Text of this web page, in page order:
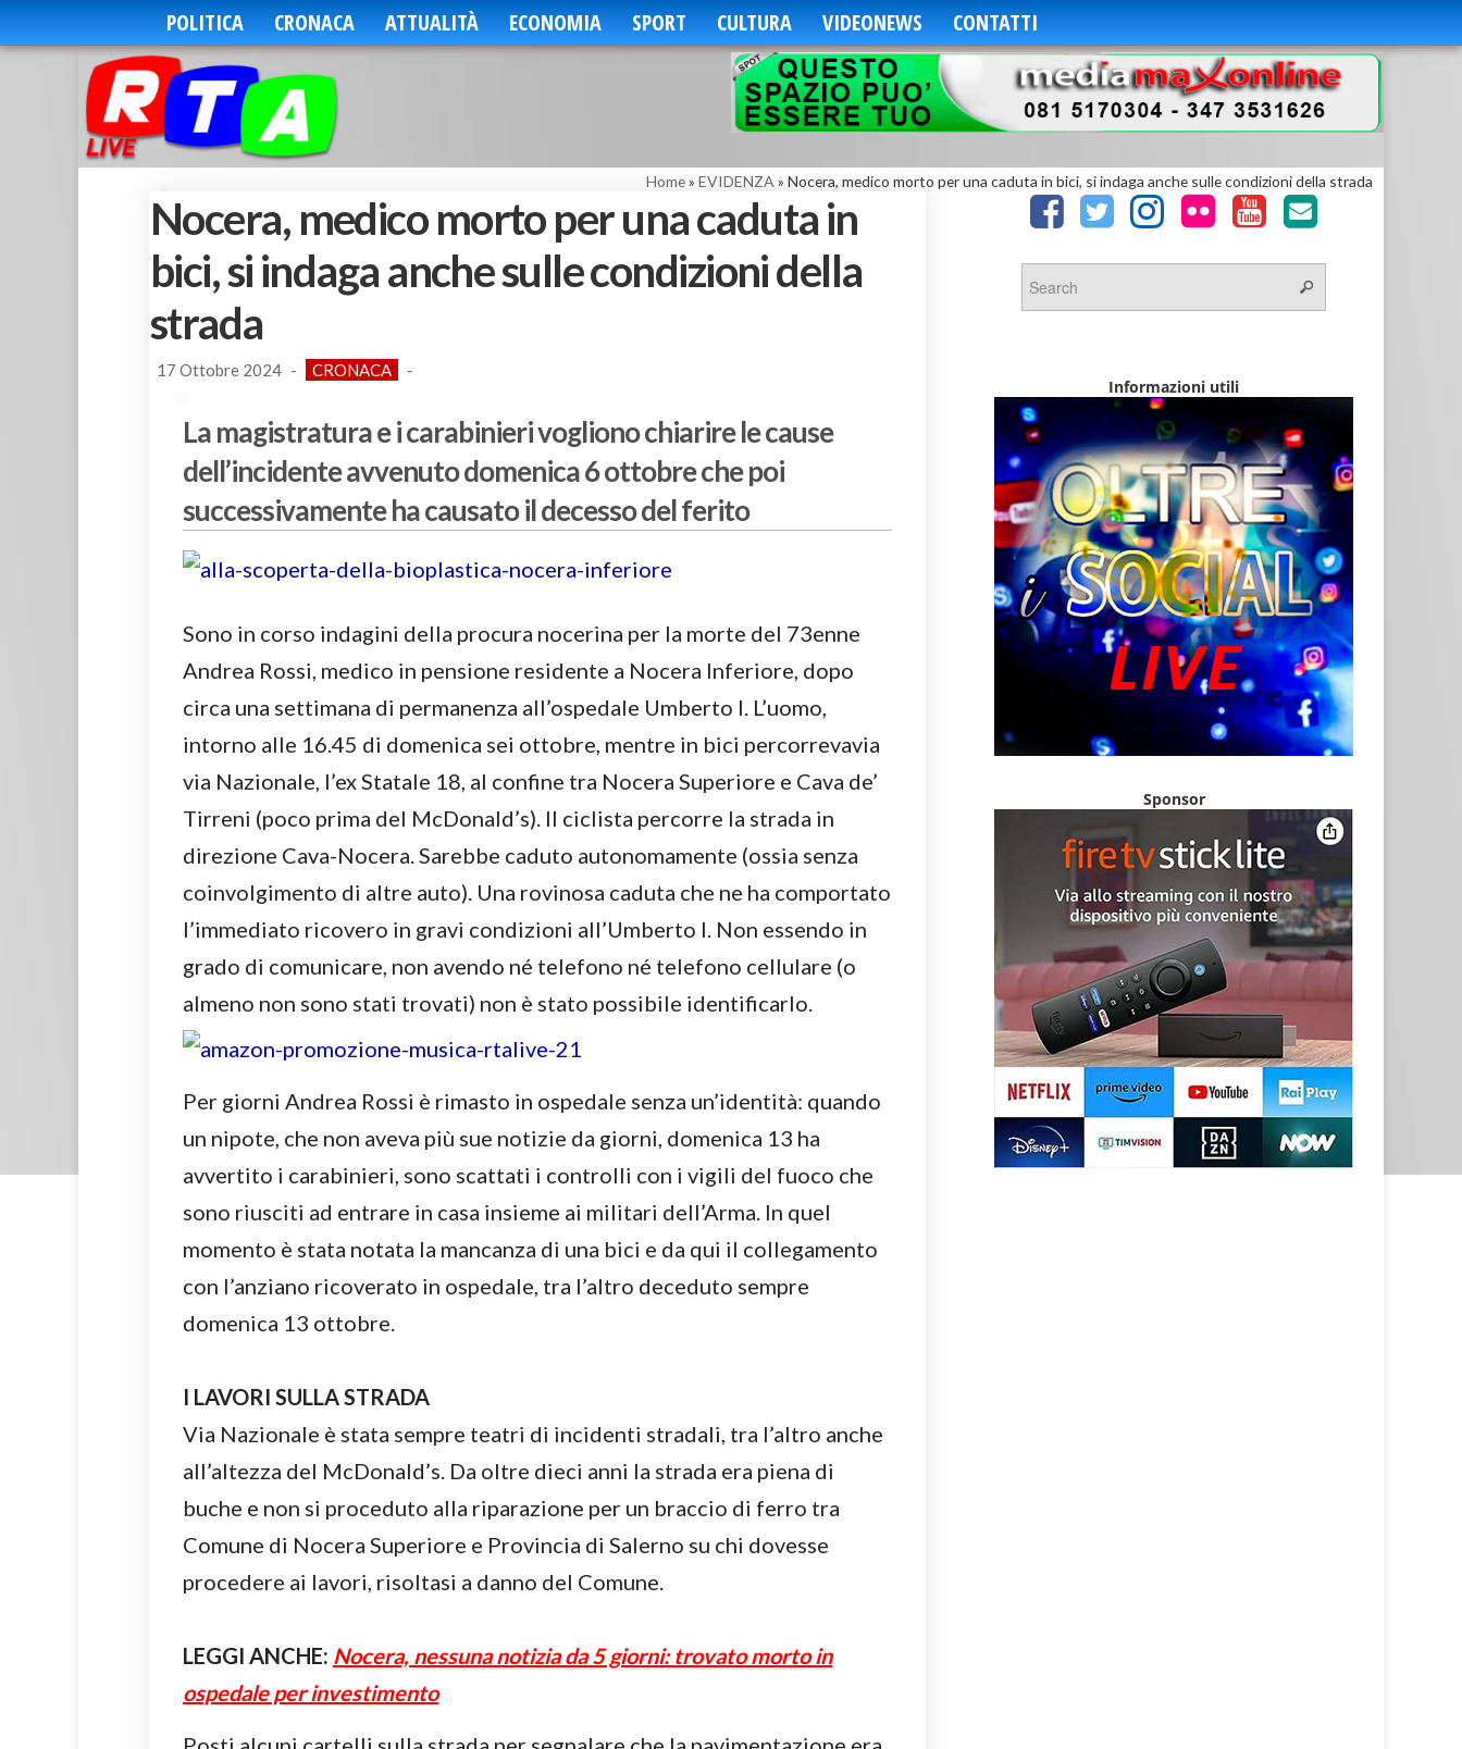
POLITICA CRONACA ATTUALITÀ ECONOMIA SPORT CULTURA VIDEONEWS CONTATTI
Home» EVIDENZA » Nocera, medico morto per una caduta in bici, si indaga anche sulle condizioni della strada
Nocera, medico morto per una caduta in
bici, si indaga anche sulle condizioni della
strada
17 Ottobre 2024 - CRONACA -
La magistratura e i carabinieri vogliono chiarire le cause
dell’incidente avvenuto domenica 6 ottobre che poi
successivamente ha causato il decesso del ferito
Sono in corso indagini della procura nocerina per la morte del 73enne
Andrea Rossi, medico in pensione residente a Nocera Inferiore, dopo
circa una settimana di permanenza all’ospedale Umberto I. L’uomo,
intorno alle 16.45 di domenica sei ottobre, mentre in bici percorrevavia
via Nazionale, l’ex Statale 18, al confine tra Nocera Superiore e Cava de’
Tirreni (poco prima del McDonald’s). Il ciclista percorre la strada in
direzione Cava-Nocera. Sarebbe caduto autonomamente (ossia senza
coinvolgimento di altre auto). Una rovinosa caduta che ne ha comportato
l’immediato ricovero in gravi condizioni all’Umberto I. Non essendo in
grado di comunicare, non avendo né telefono né telefono cellulare (o
almeno non sono stati trovati) non è stato possibile identificarlo.
Per giorni Andrea Rossi è rimasto in ospedale senza un’identità: quando
un nipote, che non aveva più sue notizie da giorni, domenica 13 ha
avvertito i carabinieri, sono scattati i controlli con i vigili del fuoco che
sono riusciti ad entrare in casa insieme ai militari dell’Arma. In quel
momento è stata notata la mancanza di una bici e da qui il collegamento
con l’anziano ricoverato in ospedale, tra l’altro deceduto sempre
domenica 13 ottobre.
I LAVORI SULLA STRADA
Via Nazionale è stata sempre teatri di incidenti stradali, tra l’altro anche
all’altezza del McDonald’s. Da oltre dieci anni la strada era piena di
buche e non si proceduto alla riparazione per un braccio di ferro tra
Comune di Nocera Superiore e Provincia di Salerno su chi dovesse
procedere ai lavori, risoltasi a danno del Comune.
LEGGI ANCHE: Nocera, nessuna notizia da 5 giorni: trovato morto in
ospedale per investimento
Informazioni utili
Sponsor